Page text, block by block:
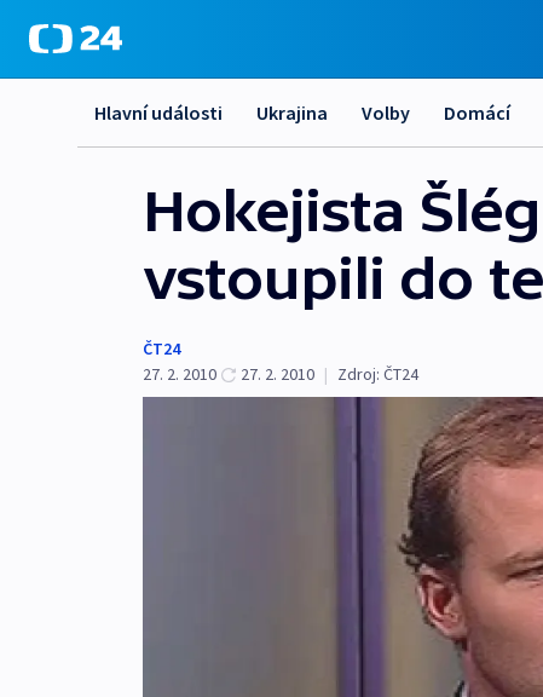
Hlavní události Ukrajina Volby Domácí
Hokejista
vstoupili do
ČT24
27. 2. 2010
27. 2. 2010 | Zdroj: ČT24